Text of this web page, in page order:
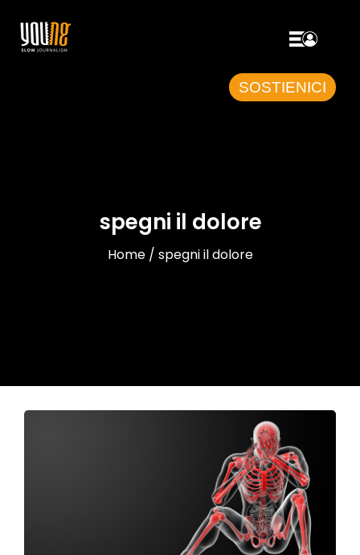
SOSTIENICI
spegni il dolore
Home / spegni il dolore